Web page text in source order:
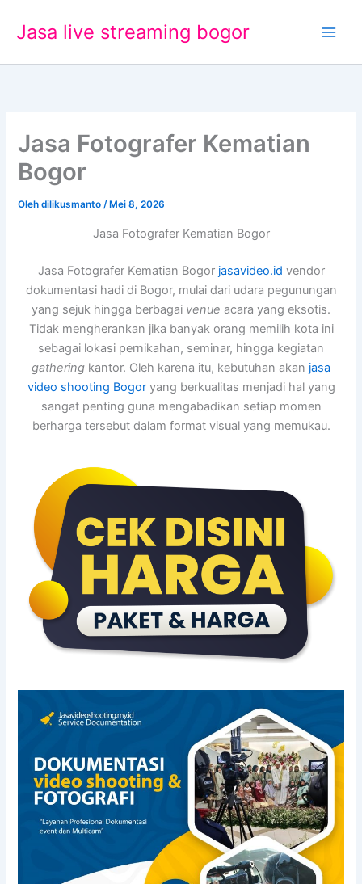
Jasa live streaming bogor
Jasa Fotografer Kematian
Bogor
Olehdilikusmanto/ Mei 8, 2026
Jasa Fotografer Kematian Bogor
Jasa Fotografer Kematian Bogor jasavideo.id vendor
dokumentasi hadi di Bogor, mulai dari udara pegunungan
yang sejuk hingga berbagai venue acara yang eksotis.
Tidak mengherankan jika banyak orang memilih kota ini
sebagai lokasi pernikahan, seminar, hingga kegiatan
gathering kantor. Oleh karena itu, kebutuhan akan jasa
video shooting Bogoryang berkualitas menjadi hal yang
sangat penting guna mengabadikan setiap momen
berharga tersebut dalam format visual yang memukau.